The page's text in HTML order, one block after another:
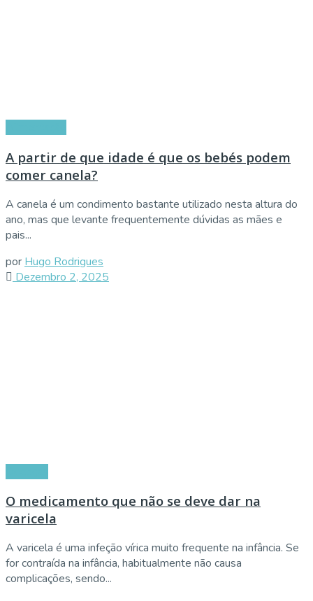
A partir de que idade é que os bebés podem
comer canela?
A canela é um condimento bastante utilizado nesta altura do
ano, mas que levante frequentemente dúvidas as mães e
pais...
por Hugo Rodrigues
Dezembro 2, 2025
O medicamento que não se deve dar na
varicela
A varicela é uma infeção vírica muito frequente na infância. Se
for contraída na infância, habitualmente não causa
complicações, sendo...